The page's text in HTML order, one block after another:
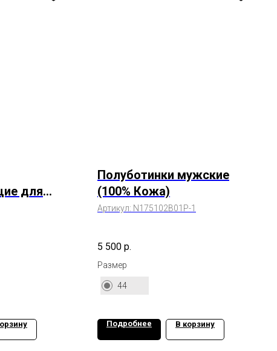
для
Полуботинки мужские
(100% Кожа)
Артикул: N175102B01P-1
5 500 р.
Размер
44
Подробнее В корзину